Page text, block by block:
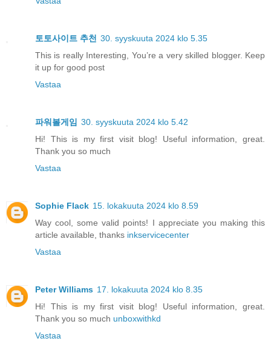
토토사이트 추천 30. syyskuuta 2024 klo 5.35
This is really Interesting, You’re a very skilled blogger. Keep
it up for good post
Vastaa
파워볼게임 30. syyskuuta 2024 klo 5.42
Hi! This is my first visit blog! Useful information, great.
Thank you so much
Vastaa
Sophie Flack 15. lokakuuta 2024 klo 8.59
Way cool, some valid points! I appreciate you making this
article available, thanks inkservicecenter
Vastaa
Peter Williams 17. lokakuuta 2024 klo 8.35
Hi! This is my first visit blog! Useful information, great.
Thank you so much unboxwithkd
Vastaa